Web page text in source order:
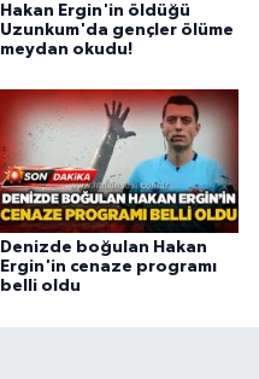
Hakan Ergin'in öldüğü
Uzunkum'da gençler ölüme
meydan okudu!
Denizde boğulan Hakan
Ergin'in cenaze programı
belli oldu